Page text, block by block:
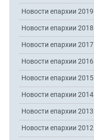
Новости епархии 2019
Новости епархии 2018
Новости епархии 2017
Новости епархии 2016
Новости епархии 2015
Новости епархии 2014
Новости епархии 2013
Новости епархии 2012